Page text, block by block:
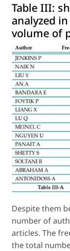
Table III:
analyzed
volume of
Despite them
number of
articles. The
the total